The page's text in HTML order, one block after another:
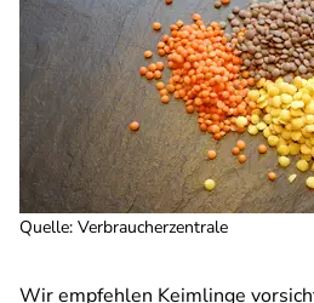
Quelle: Verbraucherzentrale
Wir empfehlen Keimlinge